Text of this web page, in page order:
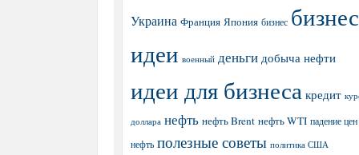
Украина Франция Япония бизнес бизнес
идеи военный деньги добыча нефти
идеи для бизнеса кредит
доллара нефть нефть Brent нефть WTI падение
нефть полезные советы политика США